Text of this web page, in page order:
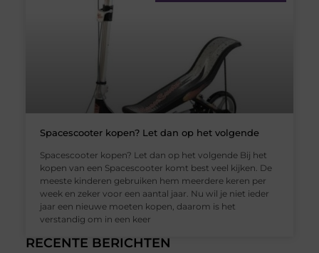
RECENTE BERICHTEN
Spacescooter kopen? Let dan op het volgende
Spacescooter kopen? Let dan op het volgende Bij het
kopen van een Spacescooter komt best veel kijken. De
meeste kinderen gebruiken hem meerdere keren per
week en zeker voor een aantal jaar. Nu wil je niet ieder
jaar een nieuwe moeten kopen, daarom is het
verstandig om in een keer